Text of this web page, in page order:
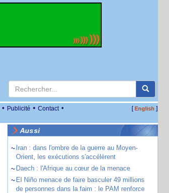
• Publicité • Contact • [English ]
Aussi
~ Iran : dans l'ombre de la guerre au Moyen-
Orient, les exécutions s'accélèrent
~ Daech : l'Afrique au cœur de la menace
~ El Niño menace de faire basculer 49 millions
de personnes dans la faim : le PAM renforce